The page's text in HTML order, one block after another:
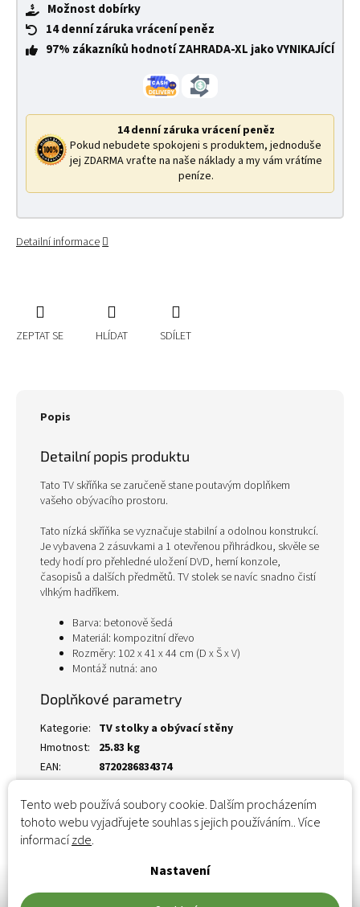
Tento web používá soubory cookie. Dalším procházením
tohoto webu vyjadřujete souhlas s jejich používáním.. Více
informacízde.
Nastavení
Možnost dobírky
14 denní záruka vrácení peněz
97% zákazníků hodnotí ZAHRADA-XL jako VYNIKAJÍCÍ
14 denní záruka vrácení peněz
Pokud nebudete spokojeni s produktem, jednoduše
jej ZDARMA vraťte na naše náklady a my vám vrátíme
peníze.
Detailní informace
ZEPTAT SE HLÍDAT SDÍLET
Popis
Detailní popis produktu
Tato TV skříňka se zaručeně stane poutavým doplňkem
vašeho obývacího prostoru.
Tato nízká skříňka se vyznačuje stabilní a odolnou konstrukcí.
Je vybavena 2 zásuvkami a 1 otevřenou přihrádkou, skvěle se
tedy hodí pro přehledné uložení DVD, herní konzole,
časopisů a dalších předmětů. TV stolek se navíc snadno čistí
vlhkým hadříkem.
Barva: betonově šedá
Materiál: kompozitní dřevo
Rozměry: 102 x 41 x 44 cm (D x Š x V)
Montáž nutná: ano
Doplňkové parametry
Kategorie: TV stolky a obývací stěny
Hmotnost:
25.83 kg
EAN: 8720286834374